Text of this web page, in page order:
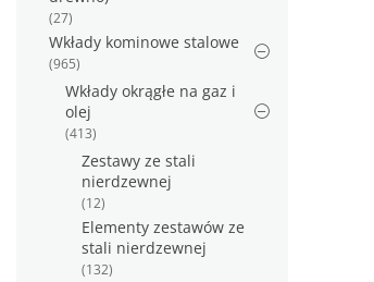
(27)
Wkłady kominowe stalowe
(965)
Wkłady okrągłe na gaz i
olej
(413)
Zestawy ze stali
nierdzewnej
(12)
Elementy zestawów ze
stali nierdzewnej
(132)